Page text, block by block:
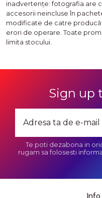
inadvertenţe: fotografia are
accesorii neincluse în
modificate de catre
erori de operare. Toate
limita stocului.
Sign up
Te poti dezabona in
rugam sa folosesti